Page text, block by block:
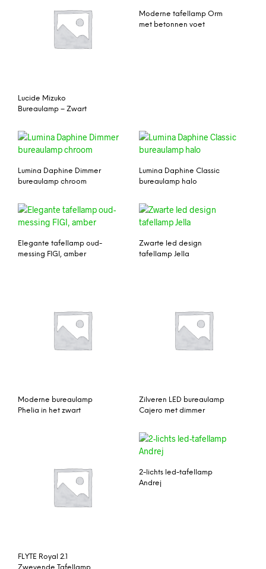
Lucide Mizuko
Bureaulamp – Zwart
Moderne tafellamp Orm
met betonnen voet
Lumina Daphine Dimmer
bureaulamp chroom
Lumina Daphine Classic
bureaulamp halo
Elegante tafellamp oud-
messing FIGI, amber
Zwarte led design
tafellamp Jella
Moderne bureaulamp
Phelia in het zwart
Zilveren LED bureaulamp
Cajero met dimmer
FLYTE Royal 2.1
2-lichts led-tafellamp
Andrej